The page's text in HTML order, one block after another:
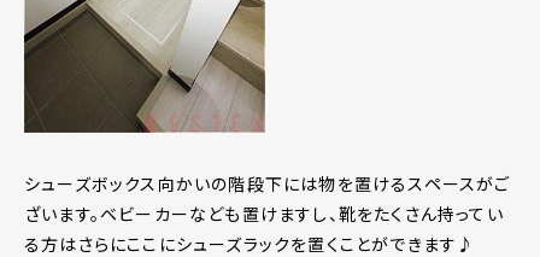
シューズボックス向かいの階段下には物を置けるスペースがご
ざいます。ベビーカーなども置けますし、靴をたくさん持ってい
る方はさらにここにシューズラックを置くことができます♪